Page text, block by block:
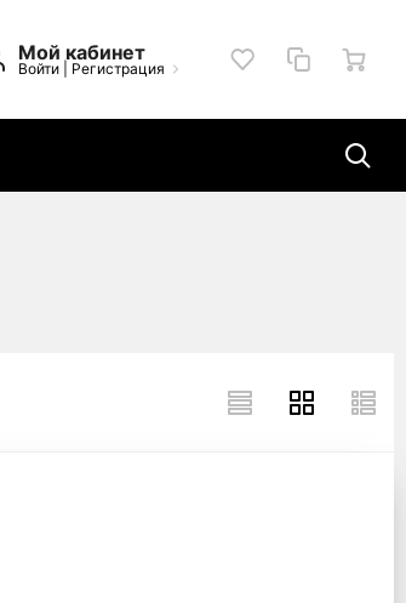
Мой кабинет
Войти| Регистрация